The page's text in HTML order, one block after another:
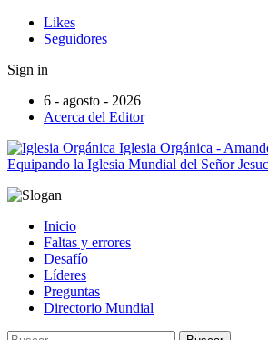
Likes
Seguidores
Sign in
6 - agosto - 2026
Acerca del Editor
Iglesia Orgánica -
Equipando la Iglesia Mundial del Señor
Inicio
Faltas y errores
Desafío
Líderes
Preguntas
Directorio Mundial